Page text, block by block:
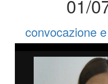
01/
convocazione